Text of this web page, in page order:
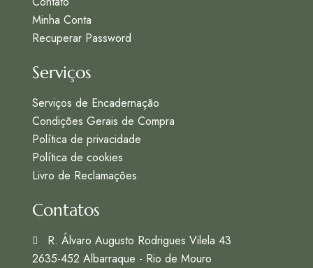
Minha Conta
Recuperar Password
Serviços
Serviços de Encadernação
Condições Gerais de Compra
Política de privacidade
Política de cookies
Livro de Reclamações
Contatos
R. Álvaro Augusto Rodrigues Vilela 43
2635-452 Albarraque - Rio de Mouro